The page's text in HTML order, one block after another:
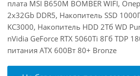
плата MSI B650M BOMBER WIFI,
2x32Gb DDR5, Накопитель SSD
KC3000, Накопитель HDD 2Тб WD
nVidia GeForce RTX 5060Ti 8Гб TDP
питания ATX 600Вт 80+ Bronze